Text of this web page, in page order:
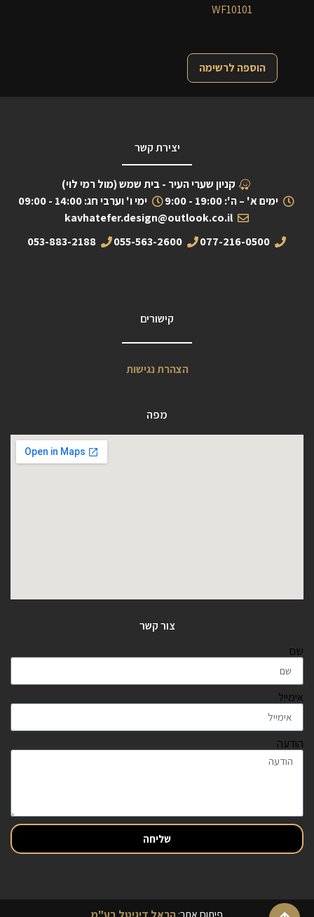
WF10101
הוספה לרשימה
יצירת קשר
קניון שערי העיר - בית שמש (מול רמי לוי)
ימים א' – ה': 19:00 - 9:00
ימי ו' וערבי חג: 14:00 - 09:00
kavhatefer.design@outlook.co.il
077-216-0500
055-563-2600
053-883-2188
קישורים
הצהרת נגישות
מפה
צור קשר
שם
אימייל
הודעה
שליחה